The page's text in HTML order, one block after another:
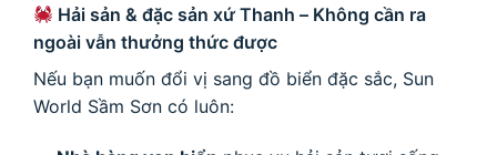
Hải sản & đặc sản xứ Thanh – Không cần ra
ngoài vẫn thưởng thức được
Nếu bạn muốn đổi vị sang đồ biển đặc sắc, Sun
World Sầm Sơn có luôn: